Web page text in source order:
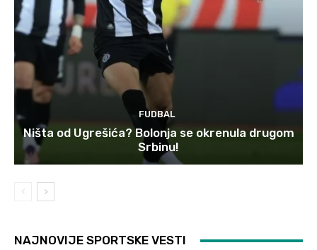
FUDBAL
Ništa od Ugrešića? Bolonja se okrenula drugom
Srbinu!
NAJNOVIJE SPORTSKE VESTI